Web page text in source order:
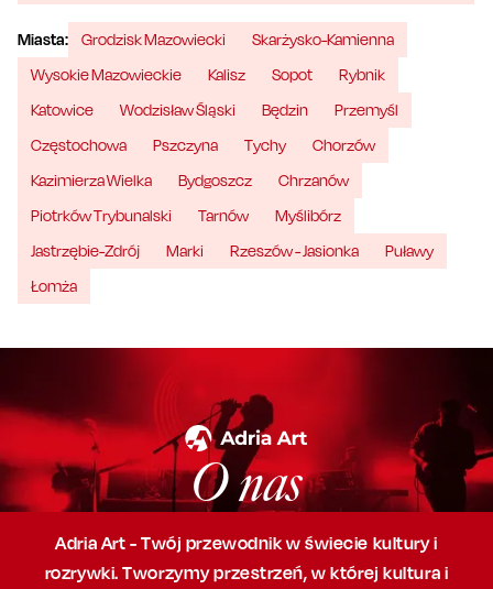
Miasta: Grodzisk Mazowiecki
Skarżysko-Kamienna
Wysokie Mazowieckie
Kalisz Sopot
Rybnik
Katowice
Wodzisław Śląski Będzin
Przemyśl
Częstochowa
Pszczyna Tychy
Chorzów
Kazimierza Wielka
Bydgoszcz
Chrzanów
Piotrków Trybunalski
Tarnów
Myślibórz
Jastrzębie-Zdrój
Marki Rzeszów - Jasionka
Puławy
Łomża
O nas
Adria Art - Twój przewodnik w świecie kultury i
rozrywki. Tworzymy przestrzeń,w której kultura i